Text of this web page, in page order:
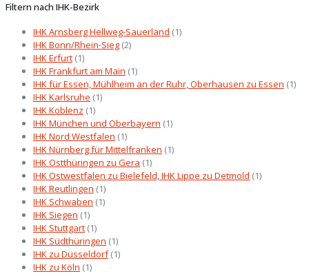
Filtern nach IHK-Bezirk
IHK Arnsberg Hellweg-Sauerland (1)
IHK Bonn/Rhein-Sieg (2)
IHK Erfurt (1)
IHK Frankfurt am Main (1)
IHK für Essen, Mühlheim an der Ruhr, Oberhausen zu Essen (1)
IHK Karlsruhe (1)
IHK Koblenz (1)
IHK München und Oberbayern (1)
IHK Nord Westfalen (1)
IHK Nürnberg für Mittelfranken (1)
IHK Ostthüringen zu Gera (1)
IHK Ostwestfalen zu Bielefeld, IHK Lippe zu Detmold (1)
IHK Reutlingen (1)
IHK Schwaben (1)
IHK Siegen (1)
IHK Stuttgart (1)
IHK Südthüringen (1)
IHK zu Düsseldorf (1)
IHK zu Köln (1)